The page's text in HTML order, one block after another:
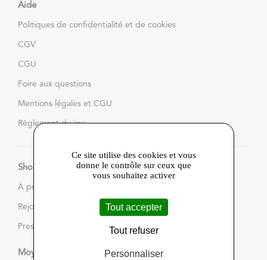
Aide
Politiques de confidentialité et de cookies
CGV
CGU
Foire aux questions
Mentions légales et CGU
Règlement du jeu
Shop in Touraine
À propos
Rejoignez-nous
Presse
Moyens de paiement
Ce site utilise des cookies et vous
donne le contrôle sur ceux que
vous souhaitez activer
Tout accepter
Tout refuser
Personnaliser